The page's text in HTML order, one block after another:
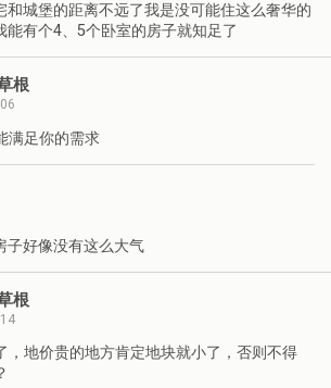
和城堡的距离不远了我是没可能住这么奢华的
能有个4、5个卧室的房子就知足了
根
满足你的需求
子好像没有这么大气
根
，地价贵的地方肯定地块就小了，否则不得